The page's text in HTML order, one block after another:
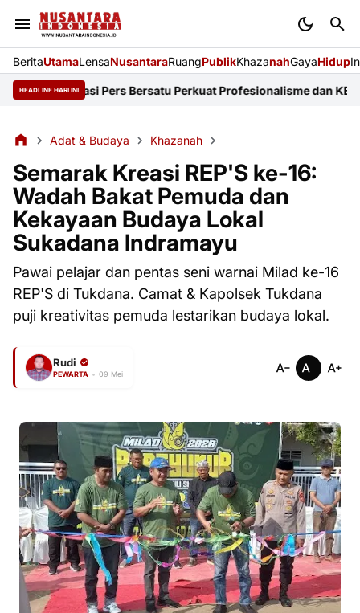
BeritaUtamaLensaNusantaraRuangPublikKhazanahGayaHidup
HEADLINE HARI INIPers Bersatu Perkuat Profesionalisme dan KEJDiduga
Adat & Budaya Khazanah
Semarak Kreasi REP'S ke-16:
Wadah Bakat Pemuda dan
Kekayaan Budaya Lokal
Sukadana Indramayu
Pawai pelajar dan pentas seni warnai Milad ke-16
REP'S di Tukdana. Camat & Kapolsek Tukdana
puji kreativitas pemuda lestarikan budaya lokal.
Rudi
PEWARTA • 09 Mei